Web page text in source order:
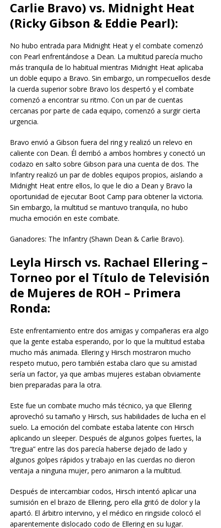
Carlie Bravo) vs. Midnight Heat
(Ricky Gibson & Eddie Pearl):
No hubo entrada para Midnight Heat y el combate comenzó
con Pearl enfrentándose a Dean. La multitud parecía mucho
más tranquila de lo habitual mientras Midnight Heat aplicaba
un doble equipo a Bravo. Sin embargo, un rompecuellos desde
la cuerda superior sobre Bravo los despertó y el combate
comenzó a encontrar su ritmo. Con un par de cuentas
cercanas por parte de cada equipo, comenzó a surgir cierta
urgencia.
Bravo envió a Gibson fuera del ring y realizó un relevo en
caliente con Dean. Él derribó a ambos hombres y conectó un
codazo en salto sobre Gibson para una cuenta de dos. The
Infantry realizó un par de dobles equipos propios, aislando a
Midnight Heat entre ellos, lo que le dio a Dean y Bravo la
oportunidad de ejecutar Boot Camp para obtener la victoria.
Sin embargo, la multitud se mantuvo tranquila, no hubo
mucha emoción en este combate.
Ganadores: The Infantry (Shawn Dean & Carlie Bravo).
Leyla Hirsch vs. Rachael Ellering –
Torneo por el Título de Televisión
de Mujeres de ROH – Primera
Ronda:
Este enfrentamiento entre dos amigas y compañeras era algo
que la gente estaba esperando, por lo que la multitud estaba
mucho más animada. Ellering y Hirsch mostraron mucho
respeto mutuo, pero también estaba claro que su amistad
sería un factor, ya que ambas mujeres estaban obviamente
bien preparadas para la otra.
Este fue un combate mucho más técnico, ya que Ellering
aprovechó su tamaño y Hirsch, sus habilidades de lucha en el
suelo. La emoción del combate estaba latente con Hirsch
aplicando un sleeper. Después de algunos golpes fuertes, la
“tregua” entre las dos parecía haberse dejado de lado y
algunos golpes rápidos y trabajo en las cuerdas no dieron
ventaja a ninguna mujer, pero animaron a la multitud.
Después de intercambiar codos, Hirsch intentó aplicar una
sumisión en el brazo de Ellering, pero ella gritó de dolor y la
apartó. El árbitro intervino, y el médico en ringside colocó el
aparentemente dislocado codo de Ellering en su lugar.